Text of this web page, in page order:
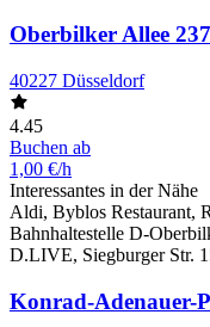
Oberbilker Allee 237
40227 Düsseldorf
4.45
Buchen ab
1,00 €/h
Interessantes in der Nähe
Aldi, Byblos Restaurant,
Bahnhaltestelle D-
D.LIVE, Siegburger Str.
Konrad-Adenauer-